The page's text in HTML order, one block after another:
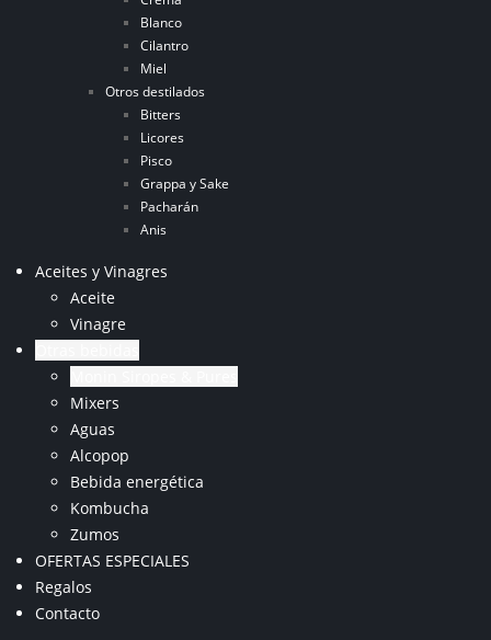
Blanco
Cilantro
Miel
Otros destilados
Bitters
Licores
Pisco
Grappa y Sake
Pacharán
Anis
Aceites y Vinagres
Aceite
Vinagre
Mixers
Aguas
Alcopop
Bebida energética
Kombucha
Zumos
OFERTAS ESPECIALES
Regalos
Contacto